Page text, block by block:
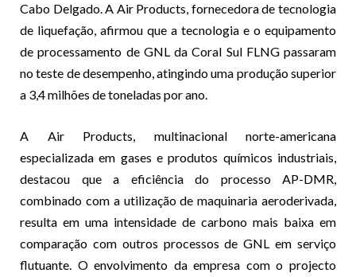
Cabo Delgado. A Air Products, fornecedora de tecnologia
de liquefação, afirmou que a tecnologia e o equipamento
de processamento de GNL da Coral Sul FLNG passaram
no teste de desempenho, atingindo uma produção superior
a 3,4 milhões de toneladas por ano.
A Air Products, multinacional norte-americana
especializada em gases e produtos químicos industriais,
destacou que a eficiência do processo AP-DMR,
combinado com a utilização de maquinaria aeroderivada,
resulta em uma intensidade de carbono mais baixa em
comparação com outros processos de GNL em serviço
flutuante. O envolvimento da empresa com o projecto